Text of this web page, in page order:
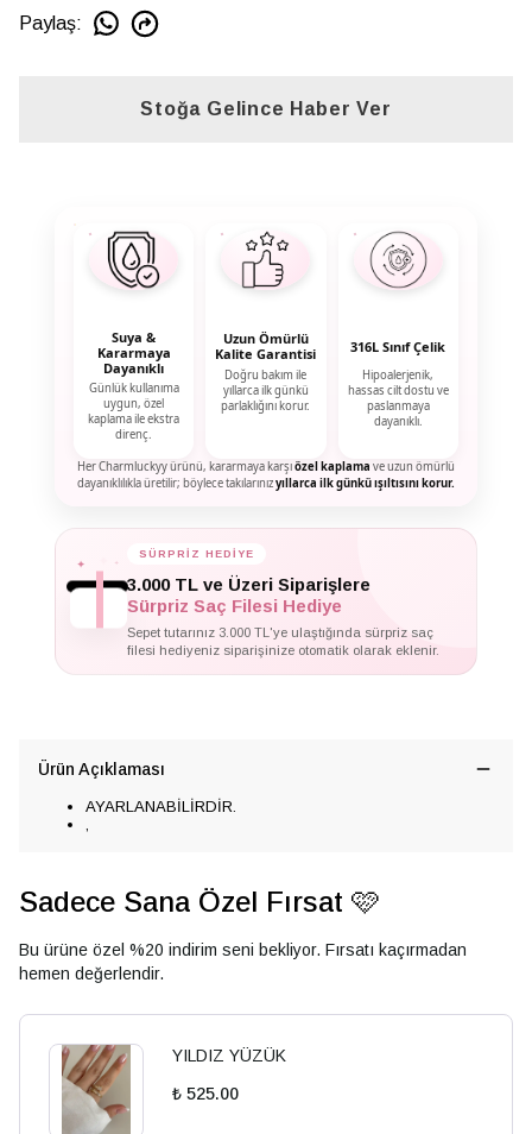
Paylaş:
Stoğa Gelince Haber Ver
Suya &
Kararmaya
Dayanıklı
Günlük kullanıma
uygun, özel
kaplama ile ekstra
direnç.
Uzun Ömürlü
Kalite Garantisi
Doğru bakım ile
yıllarca ilk günkü
parlaklığını korur.
316L Sınıf Çelik
Hipoalerjenik,
hassas cilt dostu ve
paslanmaya
dayanıklı.
Her Charmluckyy ürünü, kararmaya karşıözel kaplama ve uzun ömürlü
dayanıklılıkla üretilir; böylece takılarınızyıllarca ilk günkü ışıltısını korur.
✦
✦
SÜRPRİZ HEDİYE
3.000 TL ve Üzeri Siparişlere
Sürpriz Saç Filesi Hediye
Sepet tutarınız 3.000 TL'ye ulaştığında sürpriz saç
filesi hediyeniz siparişinize otomatik olarak eklenir.
Ürün Açıklaması
AYARLANABİLİRDİR.
,
Sadece Sana Özel Fırsat 🩷
Bu ürüne özel %20 indirim seni bekliyor. Fırsatı kaçırmadan
hemen değerlendir.
YILDIZ YÜZÜK
₺ 525.00